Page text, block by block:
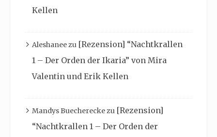
Kellen
Aleshaneezu [Rezension] “Nachtkrallen
1 – Der Orden der Ikaria” von Mira
Valentin und Erik Kellen
Mandys Buechereckezu [Rezension]
“Nachtkrallen 1 – Der Orden der